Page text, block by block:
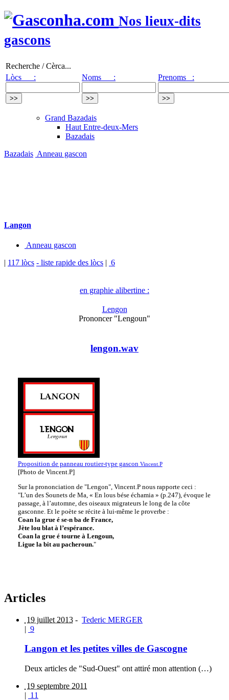
Nos lieux-dits
gascons
Recherche / Cèrca...
Lòcs :
Noms : Prenoms :
Grand Bazadais
Haut Entre-deux-Mers
Bazadais
Bazadais Anneau gascon
Langon
Anneau gascon
| 117 lòcs - liste rapide des lòcs | 6
en graphie alibertine :
Lengon
Prononcer "Lengoun"
lengon.wav
Proposition de panneau routier-type gascon Vincent.P
[Photo de Vincent.P]
Sur la prononciation de "Lengon", Vincent.P nous rapporte ceci :
"L’un des Sounets de Ma, « En lous bése échamia » (p.247), évoque le
passage, à l’automne, des oiseaux migrateurs le long de la côte
gasconne. Et le poète se récite à lui-même le proverbe :
Coan la grue é se-n ba de France,
Jète lou blat à l’espérance.
Coan la grue é tourne à Lengoun,
Ligue la bit au pacheroun."
Articles
19 juillet 2013 - Tederic MERGER
| 9
Langon et les petites villes de Gascogne
Deux articles de "Sud-Ouest" ont attiré mon attention (…)
19 septembre 2011
| 11